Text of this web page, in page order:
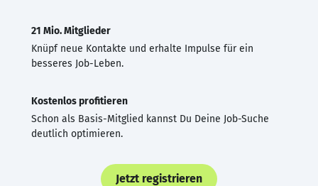
21 Mio. Mitglieder
Knüpf neue Kontakte und erhalte Impulse für ein
besseres Job-Leben.
Kostenlos profitieren
Schon als Basis-Mitglied kannst Du Deine Job-Suche
deutlich optimieren.
Jetzt registrieren